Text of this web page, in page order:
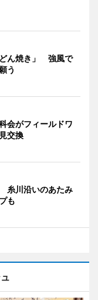
ん焼き」 強風で
う
会がフィールドワ
交換
糸川沿いのあたみ
も